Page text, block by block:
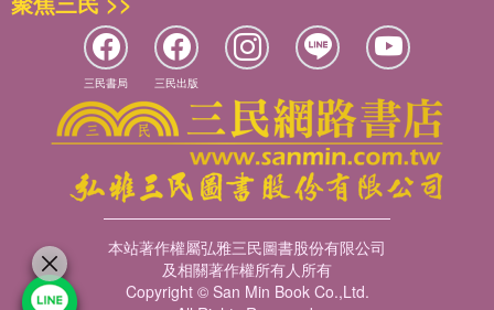
三民書局 三民出版
本站著作權屬弘雅三民圖書股份有限公司
及相關著作權所有人所有
Copyright © San Min Book Co.,Ltd.